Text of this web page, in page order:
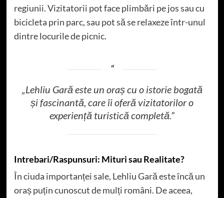
regiunii. Vizitatorii pot face plimbări pe jos sau cu
bicicleta prin parc, sau pot să se relaxeze într-unul
dintre locurile de picnic.
„Lehliu Gară este un oraș cu o istorie bogată
și fascinantă, care îi oferă vizitatorilor o
experiență turistică completă.”
Intrebari/Raspunsuri: Mituri sau Realitate?
În ciuda importanței sale, Lehliu Gară este încă un
oraș puțin cunoscut de mulți români. De aceea,